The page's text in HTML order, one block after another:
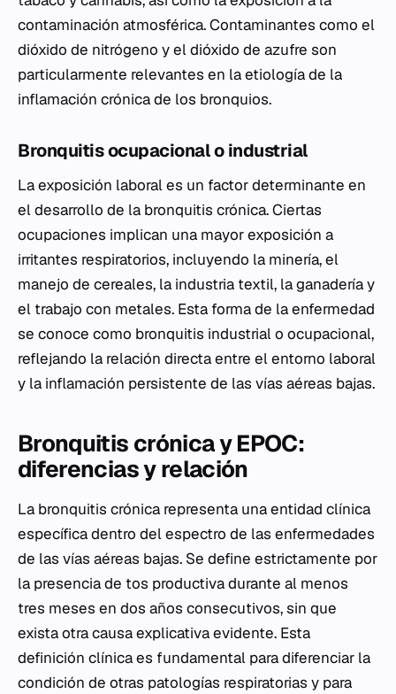
contaminación atmosférica. Contaminantes como el
dióxido de nitrógeno y el dióxido de azufre son
particularmente relevantes en la etiología de la
inflamación crónica de los bronquios.
Bronquitis ocupacional o industrial
La exposición laboral es un factor determinante en
el desarrollo de la bronquitis crónica. Ciertas
ocupaciones implican una mayor exposición a
irritantes respiratorios, incluyendo la minería, el
manejo de cereales, la industria textil, la ganadería y
el trabajo con metales. Esta forma de la enfermedad
se conoce como bronquitis industrial o ocupacional,
reflejando la relación directa entre el entorno laboral
y la inflamación persistente de las vías aéreas bajas.
Bronquitis crónica y EPOC:
diferencias y relación
La bronquitis crónica representa una entidad clínica
específica dentro del espectro de las enfermedades
de las vías aéreas bajas. Se define estrictamente por
la presencia de tos productiva durante al menos
tres meses en dos años consecutivos, sin que
exista otra causa explicativa evidente. Esta
definición clínica es fundamental para diferenciar la
condición de otras patologías respiratorias y para